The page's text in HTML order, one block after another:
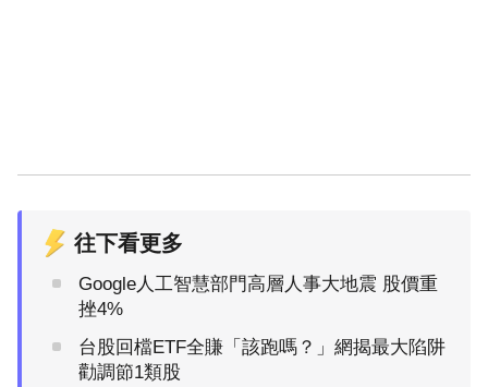
往下看更多
Google人工智慧部門高層人事大地震 股價重
挫4%
台股回檔ETF全賺「該跑嗎？」網揭最大陷阱
勸調節1類股